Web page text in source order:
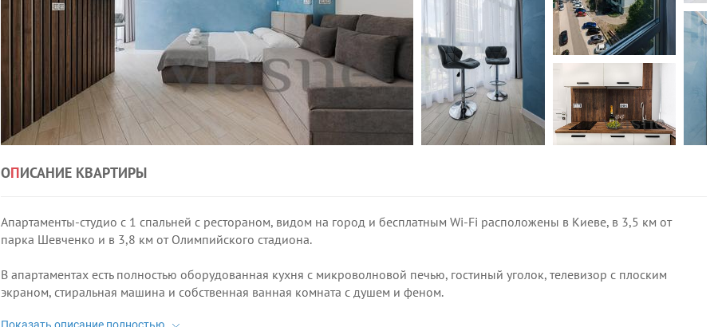
ОПИСАНИЕ КВАРТИРЫ
Апартаменты-студио с 1 спальней с рестораном, видом на город и бесплатным Wi-Fi расположены в Киеве, в 3,5 км от
парка Шевченко и в 3,8 км от Олимпийского стадиона.
В апартаментах есть полностью оборудованная кухня с микроволновой печью, гостиный уголок, телевизор с плоским
экраном, стиральная машина и собственная ванная комната с душем и феном.